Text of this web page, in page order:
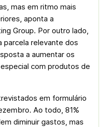
mas em ritmo mais
aponta a
Group. Por outro lado,
parcela relevante dos
a aumentar os
com produtos de
em formulário
Ao todo, 81%
diminuir gastos, mas